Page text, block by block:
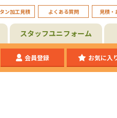
ン加工見積 よくある質問 見積・
スタッフユニフォーム
会員登録 お気に入